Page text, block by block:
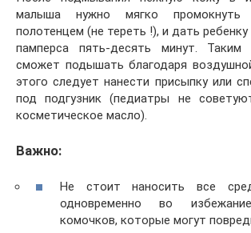
малыша нужно мягко промокнуть
полотенцем (не тереть !), и дать
памперса пять-десять минут.
сможет подышать благодаря
этого следует нанести присыпку или
под подгузник (педиатры не
косметическое масло).
Важно:
Не стоит наносить все
одновременно во
комочков, которые могут